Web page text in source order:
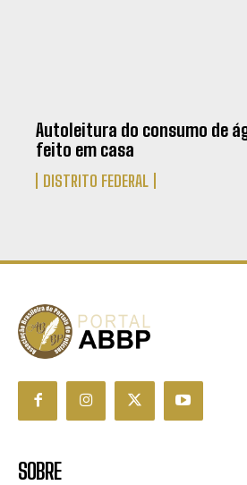
Autoleitura do consumo de
feito em casa
DISTRITO FEDERAL
SOBRE